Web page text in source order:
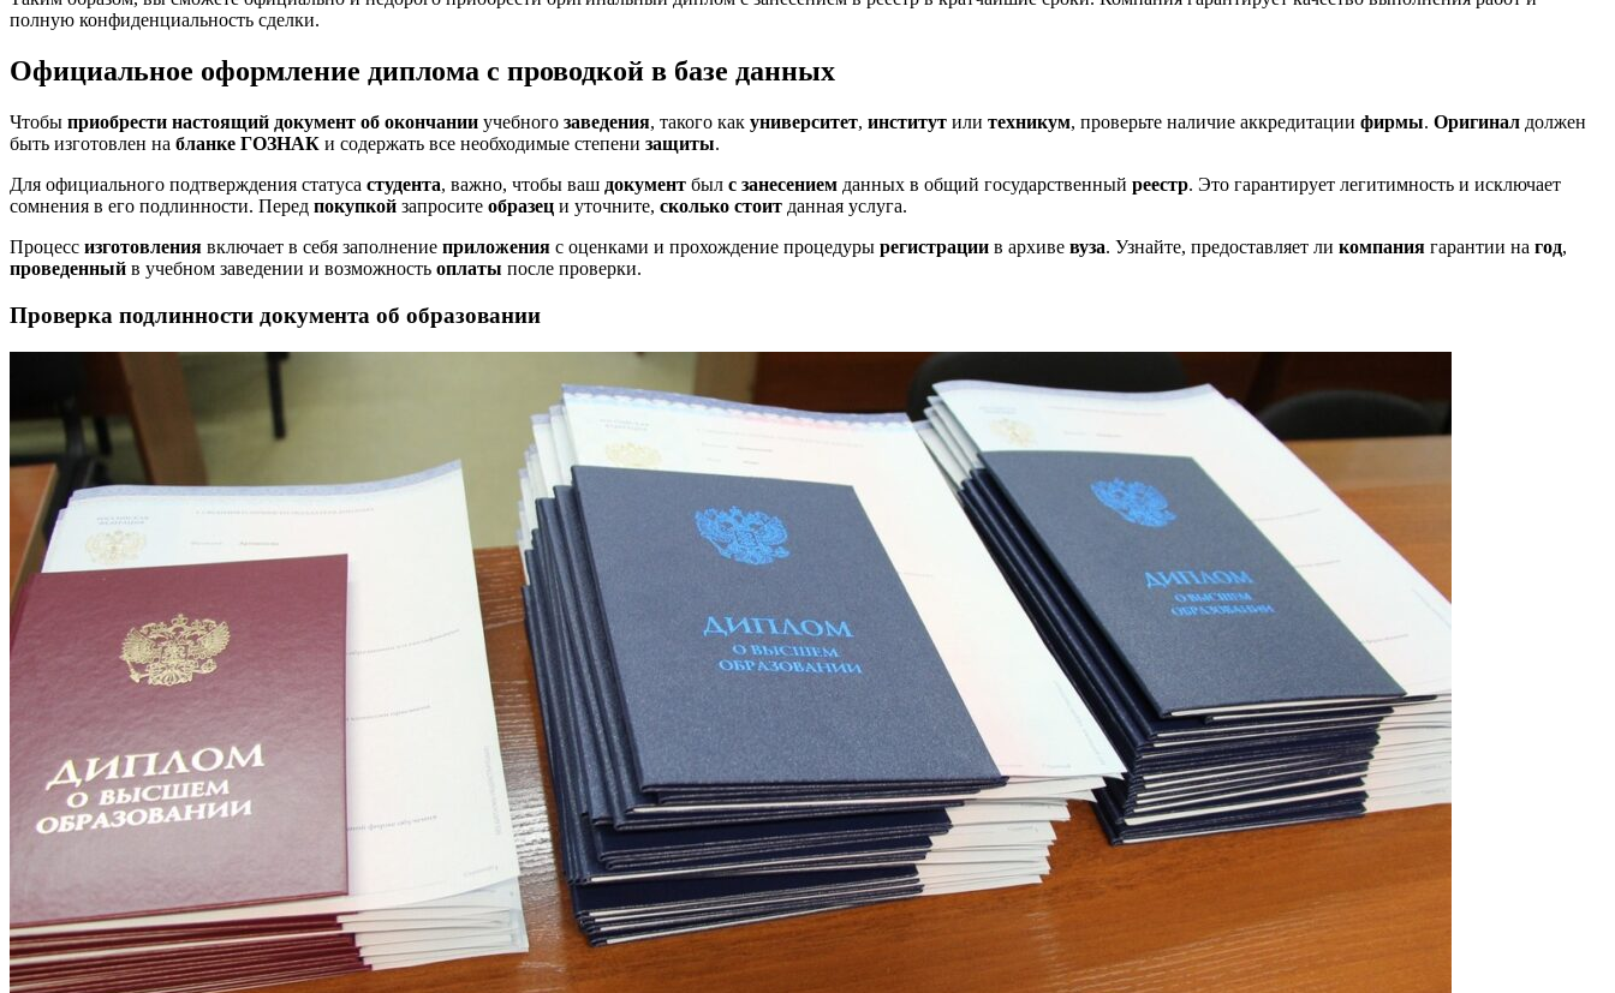
полную конфиденциальность сделки.
Официальное оформление диплома с проводкой в базе данных
Чтобы приобрести настоящий документ об окончании учебного заведения, такого как университет, институт или техникум, проверьте наличие аккредитации фирмы. Оригинал должен
быть изготовлен на бланке ГОЗНАК и содержать все необходимые степени защиты.
Для официального подтверждения статуса студента, важно, чтобы ваш документ был с занесением данных в общий государственный реестр. Это гарантирует легитимность и исключает
сомнения в его подлинности. Перед покупкой запросите образец и уточните, сколько стоит данная услуга.
Процесс изготовления включает в себя заполнение приложения с оценками и прохождение процедуры регистрации в архиве вуза. Узнайте, предоставляет ли компания гарантии на год,
проведенный в учебном заведении и возможность оплаты после проверки.
Проверка подлинности документа об образовании